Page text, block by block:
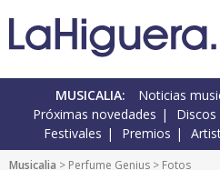
MUSICALIA: Noticias
Próximas novedades
Festivales
Premios
Musicalia > Perfume Genius > Fotos